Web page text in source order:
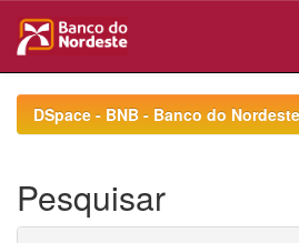
navigationDSpace - BNB - Banco do
Pesquisar